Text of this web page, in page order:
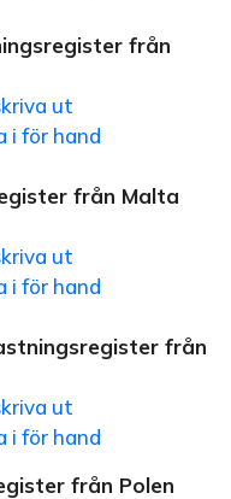
från
ut
i för hand
från Malta
ut
i för hand
från
ut
i för hand
från Polen